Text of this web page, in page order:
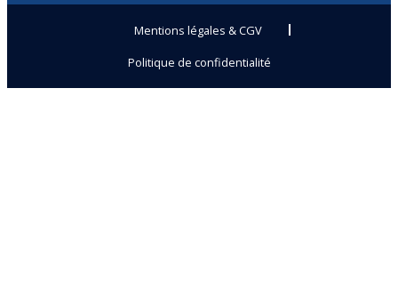
Mentions légales & CGV
Politique de confidentialité